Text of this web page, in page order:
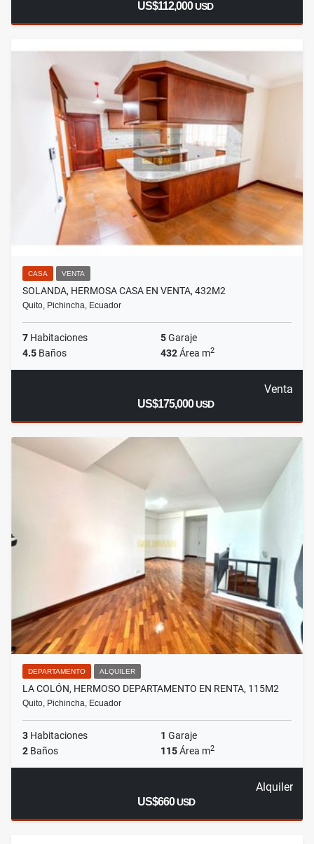
US$112,000USD
CASA VENTA
SOLANDA, HERMOSA CASA EN VENTA, 432M2
Quito, Pichincha, Ecuador
7 Habitaciones 5Garaje
4.5 Baños 432Área m2
Venta
US$175,000USD
DEPARTAMENTO ALQUILER
LA COLÓN, HERMOSO DEPARTAMENTO EN RENTA, 115M2
Quito, Pichincha, Ecuador
3 Habitaciones 1 Garaje
2 Baños 115Área m2
Alquiler
US$660USD